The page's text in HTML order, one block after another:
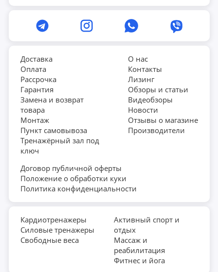
Доставка
Оплата
Рассрочка
Гарантия
Замена и возврат
товара
Монтаж
Пункт самовывоза
Тренажёрный зал под
ключ
О нас
Контакты
Лизинг
Обзоры и статьи
Видеобзоры
Новости
Отзывы о магазине
Производители
Договор публичной оферты
Положение о обработки куки
Политика конфиденциальности
Кардиотренажеры
Силовые тренажеры
Свободные веса
Активный спорт и
отдых
Массаж и
реабилитация
Фитнес и йога